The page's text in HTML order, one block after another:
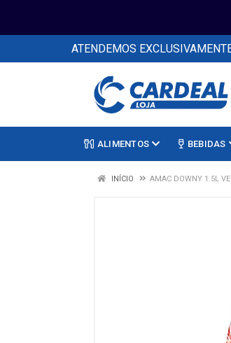
ATENDEMOS
ALIMENTOS BEBIDAS
INÍCIO AMAC DOWNY 1.5L